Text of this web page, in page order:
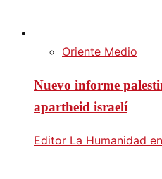
Oriente Medio
Nuevo informe
apartheid israelí
Editor La Humanidad